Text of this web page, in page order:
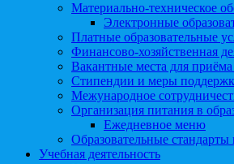
Материально-техническое
Электронные
Платные образовательные
Финансово-хозяйственная
Вакантные места для
Стипендии и меры
Межународное
Организация питания в
Ежедневное меню
Образовательные стандарты
Учебная деятельность